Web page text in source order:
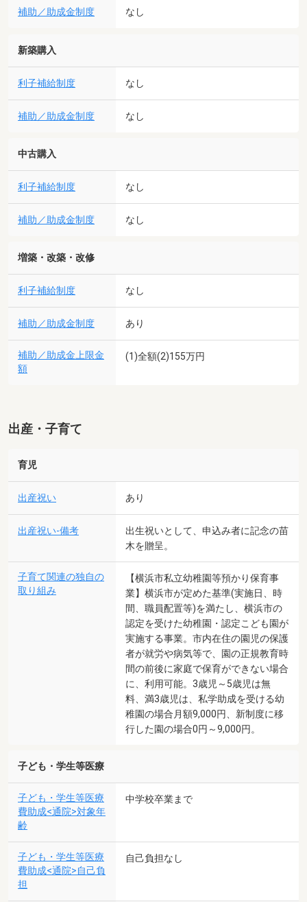
補助／助成金制度 なし
新築購入
利子補給制度 なし
補助／助成金制度 なし
中古購入
利子補給制度 なし
補助／助成金制度 なし
増築・改築・改修
利子補給制度 なし
補助／助成金制度 あり
補助／助成金上限金
額
(1)全額(2)155万円
出産・子育て
育児
出産祝い あり
出産祝い-備考
出生祝いとして、申込み者に記念の苗
木を贈呈。
子育て関連の独自の
取り組み
【横浜市私立幼稚園等預かり保育事
業】横浜市が定めた基準(実施日、時
間、職員配置等)を満たし、横浜市の
認定を受けた幼稚園・認定こども園が
実施する事業。市内在住の園児の保護
者が就労や病気等で、園の正規教育時
間の前後に家庭で保育ができない場合
に、利用可能。3歳児～5歳児は無
料、満3歳児は、私学助成を受ける幼
稚園の場合月額9,000円、新制度に移
行した園の場合0円～9,000円。
子ども・学生等医療
子ども・学生等医療
費助成<通院>対象年
齢
中学校卒業まで
子ども・学生等医療
費助成<通院>自己負
担
自己負担なし